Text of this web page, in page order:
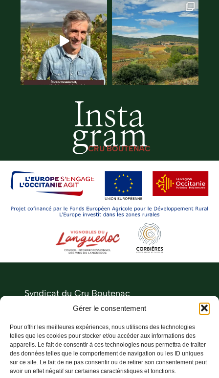
Gérer le consentement
Pour offrir les meilleures expériences, nous utilisons des technologies
telles que les cookies pour stocker et/ou accéder aux informations des
appareils. Le fait de consentir à ces technologies nous permettra de traiter
des données telles que le comportement de navigation ou les ID uniques
sur ce site. Le fait de ne pas consentir ou de retirer son consentement peut
avoir un effet négatif sur certaines caractéristiques et fonctions.
Insta
gram
CRU BOUTENAC
Syndicat du Cru Boutenac
04 68 27 73 00
instagram